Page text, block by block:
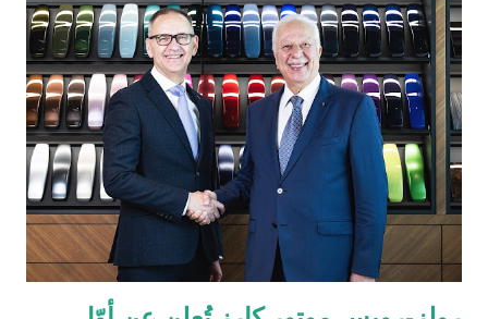
كلٍّ من السعودية، الكويت، قطر، البحرين، عُمان، والإمارات، تواصل
تاب للمدفوعات ترسيخ مكانتها كأحد أكثر مزوّدي خدمات الدفع ترخيصاً
والتزاماً بالامتثال التنظيمي ضمن الشركات العاملة في دول الخليج. كما
يؤكّد هذا الإنجاز دور تاب للمدفوعات في توحيد وتبسيط عمليات الدفع
الرقمي على مستوى منطقة الشرق الأوسط وشمال إفريقيا، انسجاماً
مع رؤيتها الهادفة إلى تطوير منظومة المدفوعات في المنطقة. يشهد
قطاع المدفوعات الرقمية في دولة الإمارات نمواً متسارعاً، إذ من ...